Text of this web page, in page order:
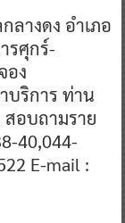
างดง อำเภอ
รศุกร์-
อง
บริการ ท่าน
สอบถามราย
40,044-
E-mail :